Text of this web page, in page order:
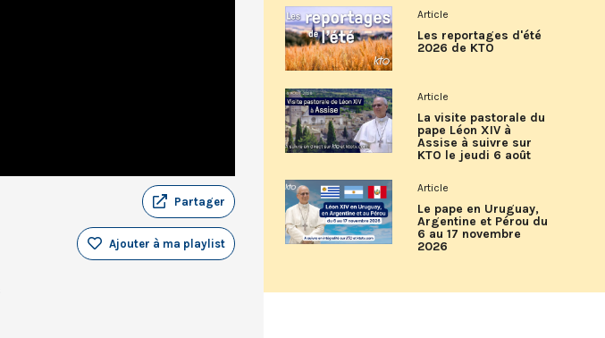
Partager
Ajouter à ma playlist
Article
Les reportages d'été
2026 de KTO
Article
La visite pastorale du
pape Léon XIV à
Assise à suivre sur
KTO le jeudi 6 août
Article
Le pape en Uruguay,
Argentine et Pérou du
6 au 17 novembre
2026